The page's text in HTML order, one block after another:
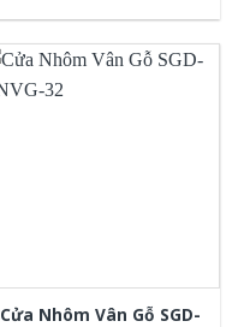
Cửa Nhôm Vân Gỗ SGD-